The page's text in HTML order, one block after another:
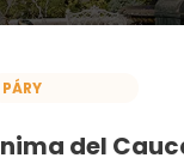
PÁRY
del